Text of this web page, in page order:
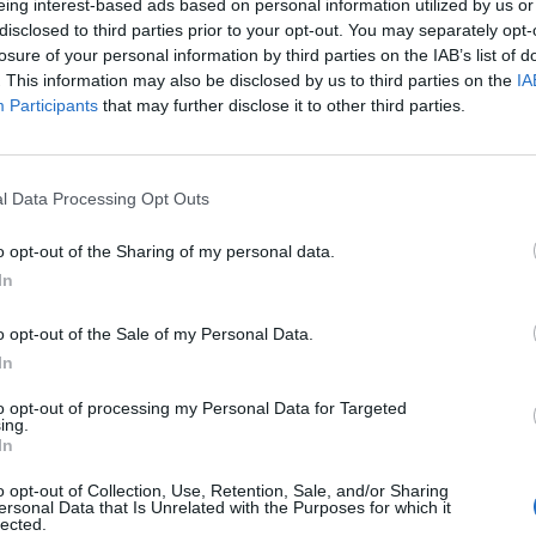
interest-based ads based on personal information utilized by us
to third parties prior to your opt-out. You may separately
of your personal information by third parties on the IAB’s list of
This information may also be disclosed by us to third parties on the
Participants that may further disclose it to other third parties.
Data Processing Opt Outs
opt-out of the Sharing of my personal data.
opt-out of the Sale of my Personal Data.
opt-out of processing my Personal Data for Targeted
opt-out of Collection, Use, Retention, Sale, and/or Sharing
Data that Is Unrelated with the Purposes for which it
Mieszkańcy Głogowa skarżą się na tysiące owadów, które po
grupach, uniemożliwiając normalne funkcjonowanie na
że chrabąszcze nie tylko wypełniają powietrze, ale także
i trawnikach po nocy, co jest szczególnie uciążliwe
ad